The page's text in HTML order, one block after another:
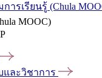
ารเรียนรู้ (Chula
MOOC)
ละวิชาการ